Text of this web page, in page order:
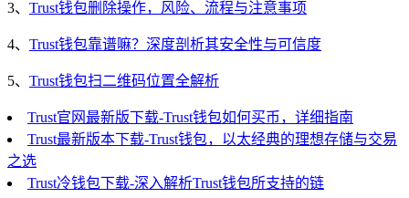
3、 Trust钱包删除操作，风险、流程与注意事项
4、 Trust钱包靠谱嘛？深度剖析其安全性与可信度
5、 Trust钱包扫二维码位置全解析
Trust官网最新版下载-Trust钱包如何买币，详细指南
Trust最新版本下载-Trust钱包，以太经典的理想存储与交易
之选
Trust冷钱包下载-深入解析Trust钱包所支持的链